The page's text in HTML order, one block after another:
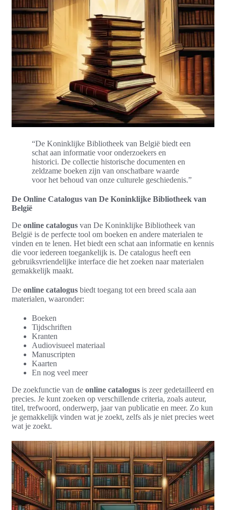
“De Koninklijke Bibliotheek van België biedt een
schat aan informatie voor onderzoekers en
historici. De collectie historische documenten en
zeldzame boeken zijn van onschatbare waarde
voor het behoud van onze culturele geschiedenis.”
De Online Catalogus van De Koninklijke Bibliotheek van
België
De online catalogus van De Koninklijke Bibliotheek van
België is de perfecte tool om boeken en andere materialen te
vinden en te lenen. Het biedt een schat aan informatie en kennis
die voor iedereen toegankelijk is. De catalogus heeft een
gebruiksvriendelijke interface die het zoeken naar materialen
gemakkelijk maakt.
De online catalogus biedt toegang tot een breed scala aan
materialen, waaronder:
Boeken
Tijdschriften
Kranten
Audiovisueel materiaal
Manuscripten
Kaarten
En nog veel meer
De zoekfunctie van de online catalogus is zeer gedetailleerd en
precies. Je kunt zoeken op verschillende criteria, zoals auteur,
titel, trefwoord, onderwerp, jaar van publicatie en meer. Zo kun
je gemakkelijk vinden wat je zoekt, zelfs als je niet precies weet
wat je zoekt.